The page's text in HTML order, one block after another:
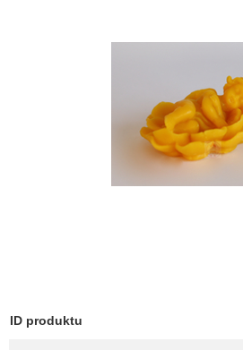
ID produktu